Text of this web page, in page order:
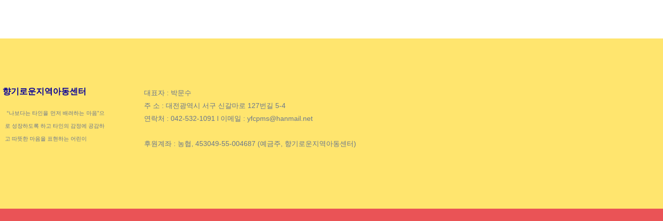
향기로운지역아동센터
“나보다는 타인을 먼저 배려하는 마음”으
로 성장하도록 하고 타인의 감정에 공감하
고 따뜻한 마음을 표현하는 어린이
대표자 : 박문수
주 소 : 대전광역시 서구 신갈마로 127번길 5-4
연락처 : 042-532-1091 l 이메일 : yfcpms@hanmail.net
후원계좌 : 농협, 453049-55-004687 (예금주, 향기로운지역아동센터)